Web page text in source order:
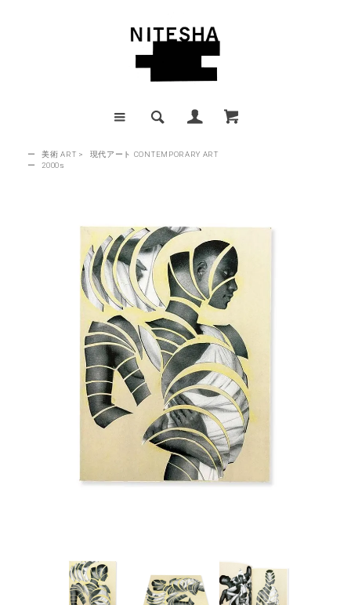
ー 美術 ART >
現代アート CONTEMPORARY ART
ー
2000s